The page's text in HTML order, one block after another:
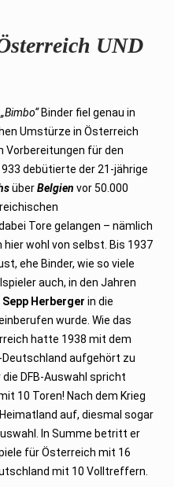
UND
„Bimbo“Binder fiel genau in
Umstürze in Österreich
Vorbereitungen für den
debütierte der 21-jährige
überBelgien vor 50.000
Tore gelangen – nämlich
hier wohl von selbst. Bis 1937
ehe Binder, wie so viele
auch, in den Jahren
Sepp Herberger in die
wurde. Wie das
hatte 1938 mit dem
Deutschland aufgehört zu
DFB-Auswahl spricht
10 Toren! Nach dem Krieg
auf, diesmal sogar
In Summe betritt er
für Österreich mit 16
mit 10 Volltreffern.